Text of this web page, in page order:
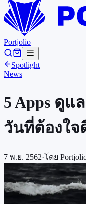
Portjolio
Spotlight
News
5 Apps ดูแ
วันที่ต้องใจ
7 พ.ย. 2562·โดย